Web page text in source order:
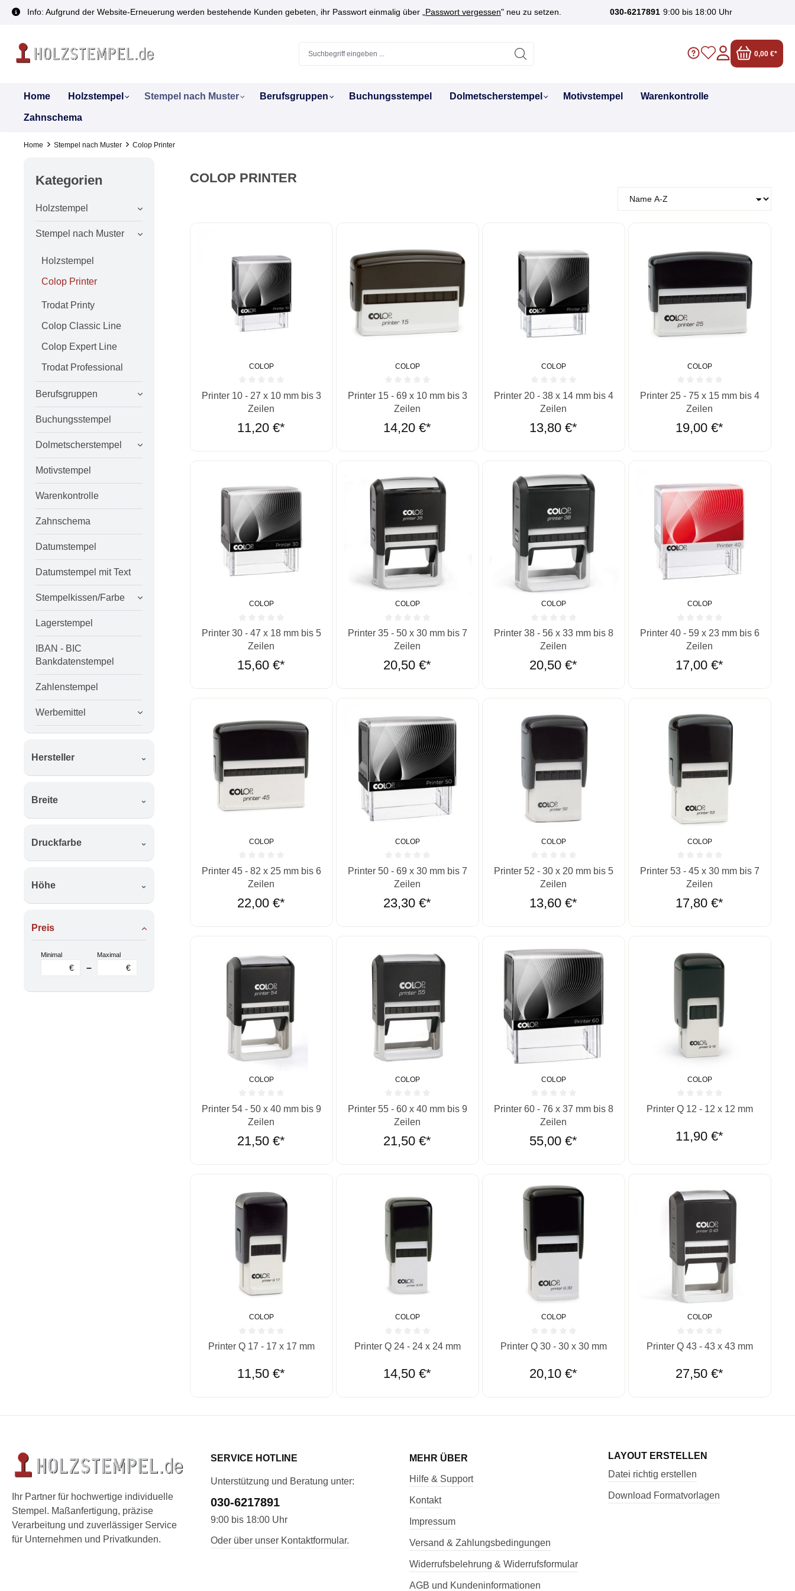
springen
Info: Aufgrund der Website-Erneuerung werden bestehende Kunden gebeten, ihr Passwort einmalig über „ Passwort vergessen" neu zu setzen. 030-6217891 9:00 bis 18:00 Uhr
0,00 €*
Home Holzstempel Stempel nach Muster Berufsgruppen Buchungsstempel Dolmetscherstempel Motivstempel Warenkontrolle
Zahnschema
Home Stempel nach Muster Colop Printer
Kategorien
Holzstempel
Stempel nach Muster
Holzstempel
Colop Printer
Trodat Printy
Colop Classic Line
Colop Expert Line
Trodat Professional
Berufsgruppen
Buchungsstempel
Dolmetscherstempel
Motivstempel
Warenkontrolle
Zahnschema
Datumstempel
Datumstempel mit Text
Stempelkissen/Farbe
Lagerstempel
IBAN - BIC
Bankdatenstempel
Zahlenstempel
Werbemittel
Hersteller
Breite
Druckfarbe
Höhe
Preis
Minimal
€ –
Maximal
€
COLOP PRINTER
COLOP
Durchschnittliche Bewertung von 0 von 5 Sternen
Printer 10 - 27 x 10 mm bis 3
Zeilen
11,20 €*
COLOP
Durchschnittliche Bewertung von 0 von 5 Sternen
Printer 15 - 69 x 10 mm bis 3
Zeilen
14,20 €*
COLOP
Durchschnittliche Bewertung von 0 von 5 Sternen
Printer 20 - 38 x 14 mm bis 4
Zeilen
13,80 €*
COLOP
Durchschnittliche Bewertung von 0
Printer 25 - 75 x 15 mm bis 4
Zeilen
19,00 €*
COLOP
Durchschnittliche Bewertung von 0 von 5 Sternen
Printer 30 - 47 x 18 mm bis 5
Zeilen
15,60 €*
COLOP
Durchschnittliche Bewertung von 0 von 5 Sternen
Printer 35 - 50 x 30 mm bis 7
Zeilen
20,50 €*
COLOP
Durchschnittliche Bewertung von 0 von 5 Sternen
Printer 38 - 56 x 33 mm bis 8
Zeilen
20,50 €*
COLOP
Durchschnittliche Bewertung von 0
Printer 40 - 59 x 23 mm bis 6
Zeilen
17,00 €*
COLOP
Durchschnittliche Bewertung von 0 von 5 Sternen
Printer 45 - 82 x 25 mm bis 6
Zeilen
22,00 €*
COLOP
Durchschnittliche Bewertung von 0 von 5 Sternen
Printer 50 - 69 x 30 mm bis 7
Zeilen
23,30 €*
COLOP
Durchschnittliche Bewertung von 0 von 5 Sternen
Printer 52 - 30 x 20 mm bis 5
Zeilen
13,60 €*
COLOP
Durchschnittliche Bewertung von 0
Printer 53 - 45 x 30 mm bis 7
Zeilen
17,80 €*
COLOP
Durchschnittliche Bewertung von 0 von 5 Sternen
Printer 54 - 50 x 40 mm bis 9
Zeilen
21,50 €*
COLOP
Durchschnittliche Bewertung von 0 von 5 Sternen
Printer 55 - 60 x 40 mm bis 9
Zeilen
21,50 €*
COLOP
Durchschnittliche Bewertung von 0 von 5 Sternen
Printer 60 - 76 x 37 mm bis 8
Zeilen
55,00 €*
COLOP
Durchschnittliche Bewertung von 0
Printer Q 12 - 12 x 12 mm
11,90 €*
COLOP
Durchschnittliche Bewertung von 0 von 5 Sternen
Printer Q 17 - 17 x 17 mm
11,50 €*
COLOP
Durchschnittliche Bewertung von 0 von 5 Sternen
Printer Q 24 - 24 x 24 mm
14,50 €*
COLOP
Durchschnittliche Bewertung von 0 von 5 Sternen
Printer Q 30 - 30 x 30 mm
20,10 €*
COLOP
Durchschnittliche Bewertung von 0
Printer Q 43 - 43 x 43 mm
27,50 €*
Ihr Partner für hochwertige individuelle
Stempel. Maßanfertigung, präzise
Verarbeitung und zuverlässiger Service
für Unternehmen und Privatkunden.
SERVICE HOTLINE
Unterstützung und Beratung unter:
030-6217891
9:00 bis 18:00 Uhr
Oder über unser Kontaktformular.
MEHR ÜBER
Hilfe & Support
Kontakt
Impressum
Versand & Zahlungsbedingungen
Widerrufsbelehrung & Widerrufsformular
AGB und Kundeninformationen
LAYOUT ERSTELLEN
Datei richtig erstellen
Download Formatvorlagen